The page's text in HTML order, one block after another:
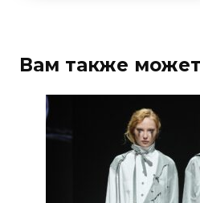
Вам также